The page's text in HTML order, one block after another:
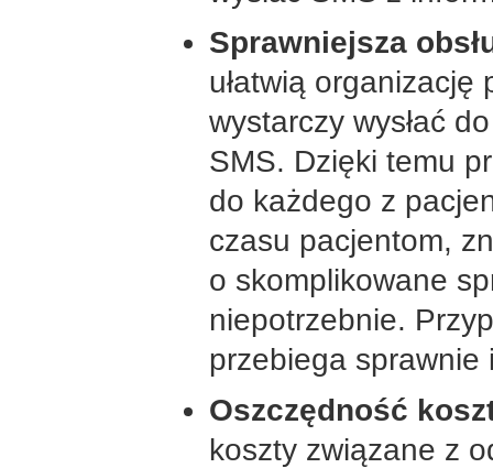
Sprawniejsza
ułatwią organizację
wystarczy wysłać
SMS. Dzięki temu
do każdego z
czasu pacjentom,
o skomplikowane
niepotrzebnie.
przebiega sprawnie
Oszczędność
koszty związane z